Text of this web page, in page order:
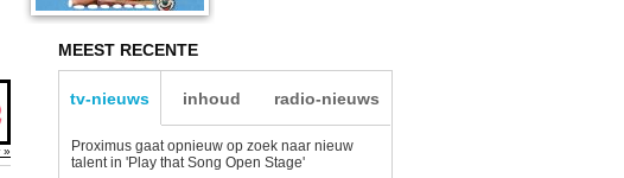
»
MEEST RECENTE
tv-nieuws inhoud radio-nieuws
Proximus gaat opnieuw op zoek naar nieuw
talent in 'Play that Song Open Stage'